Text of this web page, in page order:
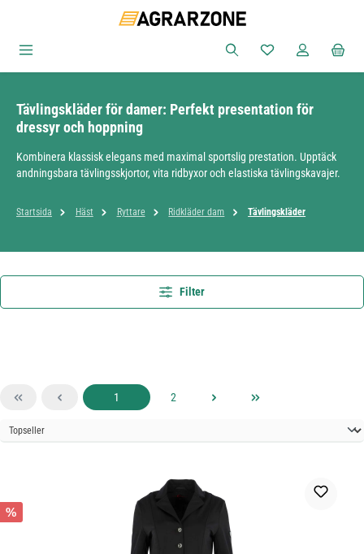
Du har 0 objekt i
Tävlingskläder för damer: Perfekt presentation för
dressyr och hoppning
Kombinera klassisk elegans med maximal sportslig prestation. Upptäck
andningsbara tävlingsskjortor, vita ridbyxor och elastiska tävlingskavajer.
Startsida Häst Ryttare Ridkläder dam Tävlingskläder
Filter
Sida
1 Sida
2
%